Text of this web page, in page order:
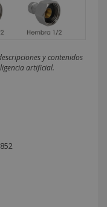
y contenidos
artificial.